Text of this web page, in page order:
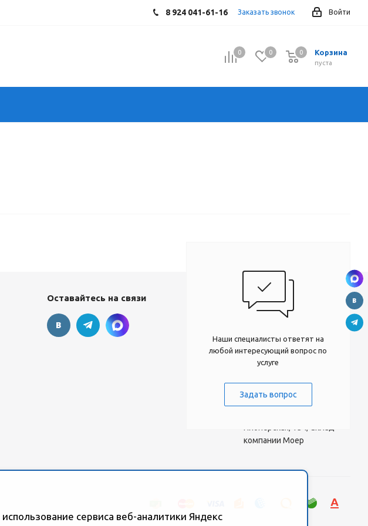
Войти
8 924 041-61-16 Заказать звонок
0 0 Корзина
0
пуста
0
Наши специалисты ответят на
любой интересующий вопрос по
услуге
Задать вопрос
использование сервиса веб-аналитики Яндекс
Оставайтесь на связи
moer@moer.ru
moer1@moer.ru
ул. Пионерская, 154
Пионерская, 154, Склад
компании Моер